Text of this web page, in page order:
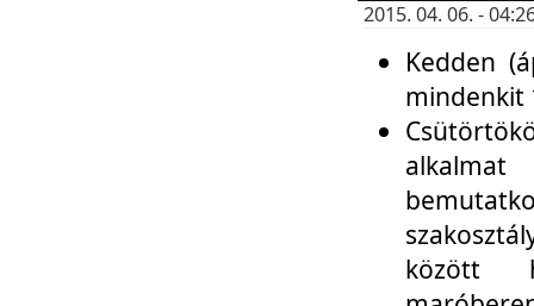
2015. 04. 06. -
Kedden
mindenkit
között